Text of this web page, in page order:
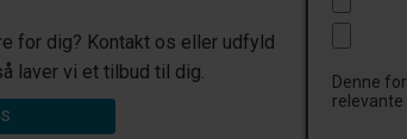
for dig? Kontakt os eller udfyld
laver vi et tilbud til dig.
Denne
relevante